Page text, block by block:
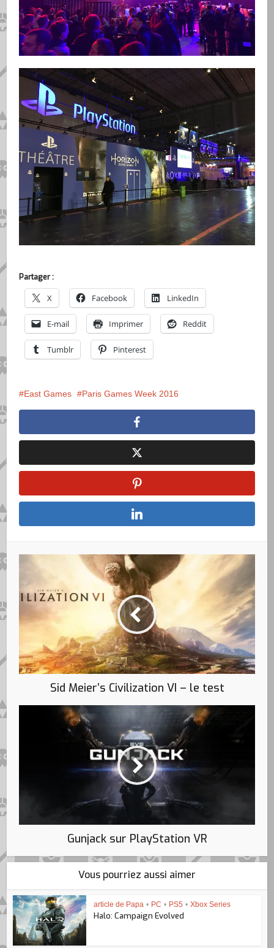
Partager :
X Facebook LinkedIn
E-mail Imprimer Reddit
Tumblr Pinterest
East Games Paris Games Week 2016
Sid Meier’s Civilization VI – le test
Gunjack sur PlayStation VR
Vous pourriez aussi aimer
article de Papa • PC • PS5 • Xbox Series
Halo: Campaign Evolved